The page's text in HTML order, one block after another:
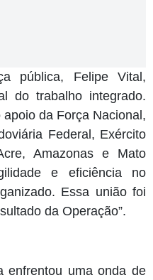
pública, Felipe Vital,
do trabalho integrado.
da Força Nacional,
Federal, Exército
Amazonas e Mato
e eficiência no
Essa união foi
da Operação”.
enfrentou uma onda de